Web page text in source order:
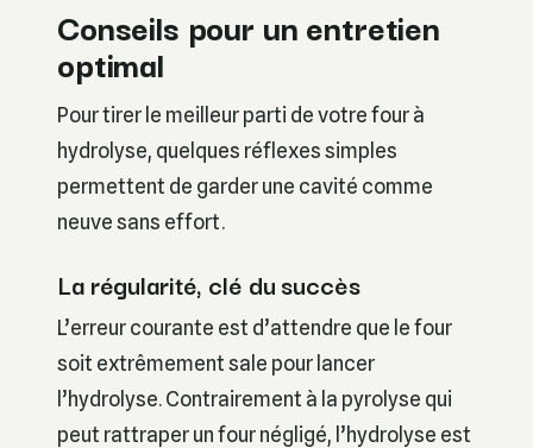
Conseils pour un entretien
optimal
Pour tirer le meilleur parti de votre four à
hydrolyse, quelques réflexes simples
permettent de garder une cavité comme
neuve sans effort.
La régularité, clé du succès
L’erreur courante est d’attendre que le four
soit extrêmement sale pour lancer
l’hydrolyse. Contrairement à la pyrolyse qui
peut rattraper un four négligé, l’hydrolyse est